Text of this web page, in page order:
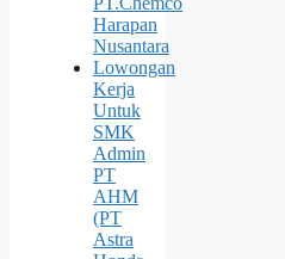
Harapan
Nusantara
Lowongan
Kerja
Untuk
SMK
Admin
PT
AHM
(PT
Astra